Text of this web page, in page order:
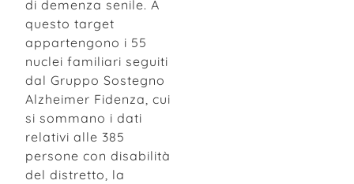
di demenza senile. A
questo target
appartengono i 55
nuclei familiari seguiti
dal Gruppo Sostegno
Alzheimer Fidenza, cui
si sommano i dati
relativi alle 385
persone con disabilità
del distretto, la